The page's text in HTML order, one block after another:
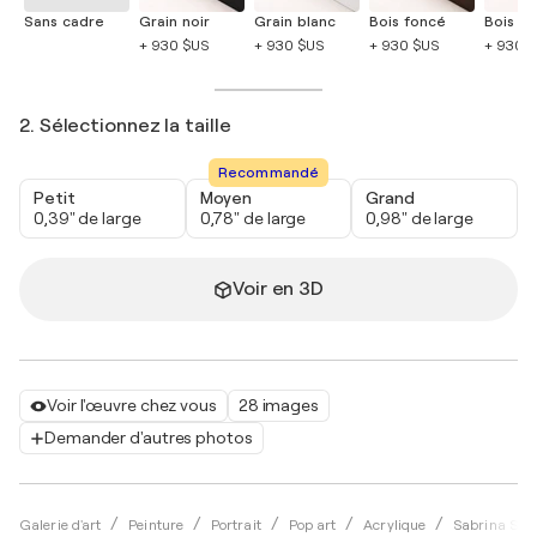
Voir l'œuvre chez vous
28 images
Demander d'autres photos
Galerie d'art Peinture Portrait Pop art Acrylique Sabrina
Sans cadre
Grain noir
+ 930 $US
Grain blanc
+ 930 $US
Bois foncé
+ 930 $US
Bois
+ 930
2. Sélectionnez la taille
Petit
0,39" de large
Recommandé
Moyen
0,78" de large
Grand
0,98" de large
Voir en 3D